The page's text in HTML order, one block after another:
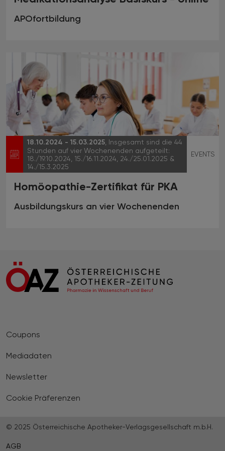
APOfortbildung
18.10.2024 - 15.03.2025 , Insgesamt sind die 44
Stunden auf vier Wochenenden aufgeteilt:
18./19.10.2024, 15./16.11.2024, 24./25.01.2025 &
14./15.3.2025
EVENTS
Homöopathie-Zertifikat für PKA
Ausbildungskurs an vier Wochenenden
Coupons
Mediadaten
Newsletter
Cookie Präferenzen
© 2025 Österreichische Apotheker-Verlagsgesellschaft m.b.H.
AGB